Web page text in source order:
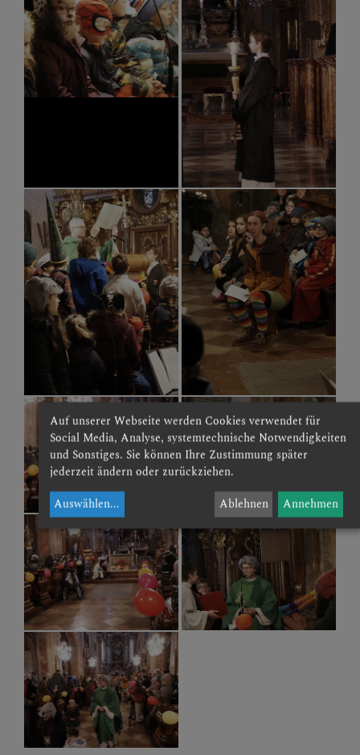
DOMKIRCHE
Auf unserer Webseite werden Cookies verwendet für
Social Media, Analyse, systemtechnische Notwendigkeiten
und Sonstiges. Sie können Ihre Zustimmung später
jederzeit ändern oder zurückziehen.
Auswählen... Ablehnen Annehmen